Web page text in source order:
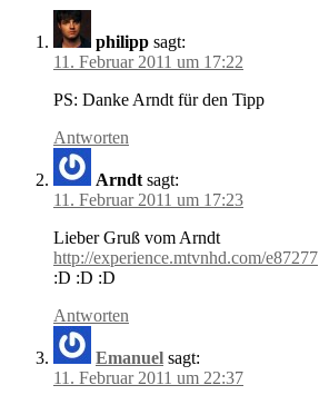
philipp sagt:
11. Februar 2011 um 17:22
PS: Danke Arndt für den Tipp
Antworten
Arndt sagt:
11. Februar 2011 um 17:23
Lieber Gruß vom Arndt
http://experience.mtvnhd.com/e87277
:D :D :D
Antworten
Emanuel sagt:
11. Februar 2011 um 22:37